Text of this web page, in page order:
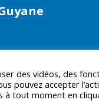
des vidéos, des
pouvez accepter
à tout moment en